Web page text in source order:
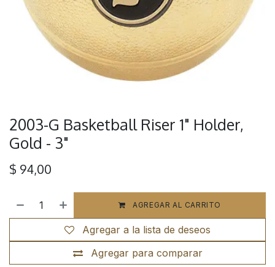
2003-G Basketball Riser 1" Holder,
Gold - 3"
$ 94,00
AGREGAR AL CARRITO
Agregar para comparar
Agregar a la lista de deseos